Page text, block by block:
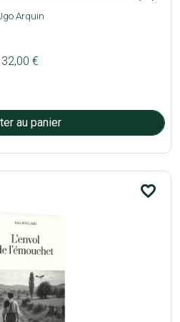
Arquin
32,00 €
favorite_border